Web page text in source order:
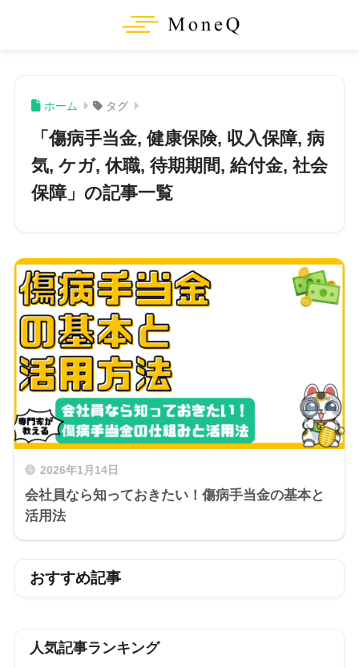
ホーム タグ
「傷病手当金, 健康保険, 収入保障, 病
気, ケガ, 休職, 待期期間, 給付金, 社会
保障」の記事一覧
2026年1月14日
会社員なら知っておきたい！傷病手当金の基本と
活用法
おすすめ記事
人気記事ランキング